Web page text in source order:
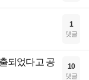
1
댓글
되었다고 공
10
댓글